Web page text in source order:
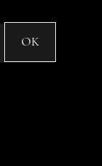
OK